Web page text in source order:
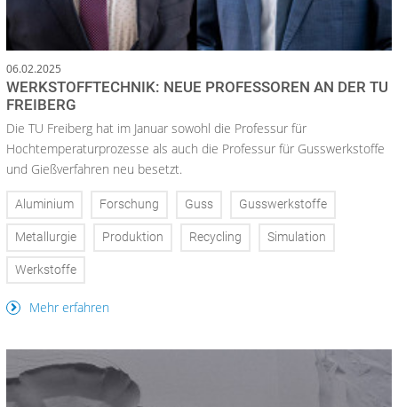
06.02.2025
WERKSTOFFTECHNIK: NEUE PROFESSOREN AN DER TU
FREIBERG
Die TU Freiberg hat im Januar sowohl die Professur für
Hochtemperaturprozesse als auch die Professur für Gusswerkstoffe
und Gießverfahren neu besetzt.
Aluminium Forschung Guss Gusswerkstoffe
Metallurgie Produktion Recycling Simulation
Werkstoffe
Mehr erfahren